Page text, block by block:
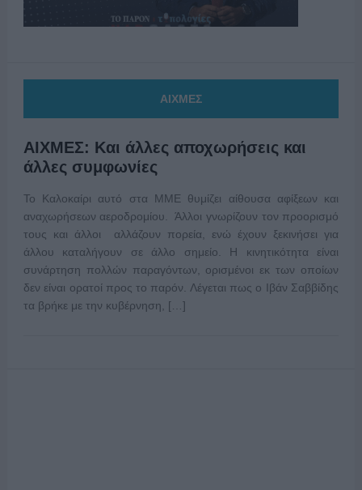
ΑΙΧΜΕΣ
ΑΙΧΜΕΣ: Και άλλες αποχωρήσεις και
άλλες συμφωνίες
Το Καλοκαίρι αυτό στα ΜΜΕ θυμίζει αίθουσα αφίξεων και
αναχωρήσεων αεροδρομίου. Άλλοι γνωρίζουν τον προορισμό
τους και άλλοι αλλάζουν πορεία, ενώ έχουν ξεκινήσει για
άλλου καταλήγουν σε άλλο σημείο. Η κινητικότητα είναι
συνάρτηση πολλών παραγόντων, ορισμένοι εκ των οποίων
δεν είναι ορατοί προς το παρόν. Λέγεται πως ο Ιβάν Σαββίδης
τα βρήκε με την κυβέρνηση, […]